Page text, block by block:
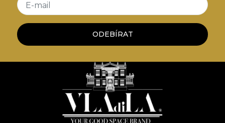
E-mail
ODEBÍRAT